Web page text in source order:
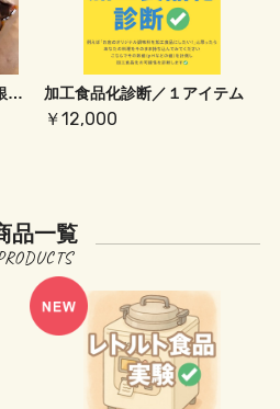
【１０個限定／予約販売】銀座めんつゆ（濃縮タイプ） 加工食品化診断／１アイテム
￥12,000
品一覧